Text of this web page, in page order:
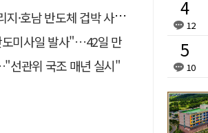
남 반도체 겁박 사과하라"
도미사일 발사"…42일 만
선관위 국조 매년 실시"
12
10